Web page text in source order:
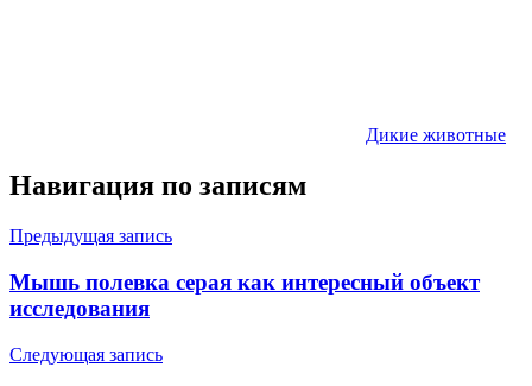
Дикие животные
Навигация по записям
Предыдущая запись
Мышь полевка серая как интересный объект
исследования
Следующая запись